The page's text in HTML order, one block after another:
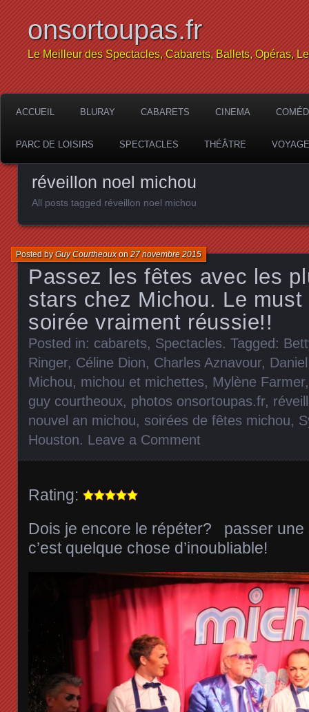
onsortoupas.fr
Le Meilleur des Spectacles, Cabarets, Ballets, Opéras,
ACCUEIL BLURAY CABARETS CINEMA
PARC DE LOISIRS SPECTACLES THÉÂTRE
réveillon noel michou
All posts tagged réveillon noel michou
Passez les fêtes avec les
stars chez Michou. Le must
soirée vraiment réussie!!
Posted byGuy Courtheouxon27 novembre 2015
Posted in: cabarets, Spectacles. Tagged:
Ringer, Céline Dion, Charles Aznavour,
Michou, michou et michettes, Mylène Farmer
guy courtheoux, photos onsortoupas.fr,
nouvel an michou, soirées de fêtes michou,
Houston. Leave a Comment
Rating:
Dois je encore le répéter? passer une
c’est quelque chose d’inoubliable!